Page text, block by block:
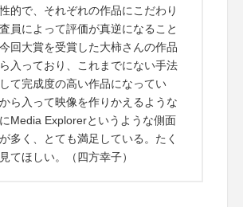
的で、それぞれの作品にこだわり
員によって評価が真逆になること
回大賞を受賞した大柿さんの作品
入っており、これまでにない手法
て完成度の高い作品になってい
ら入って映像を作りかえるような
Media Explorerというような側面
多く、とても満足している。たく
てほしい。（四方幸子）